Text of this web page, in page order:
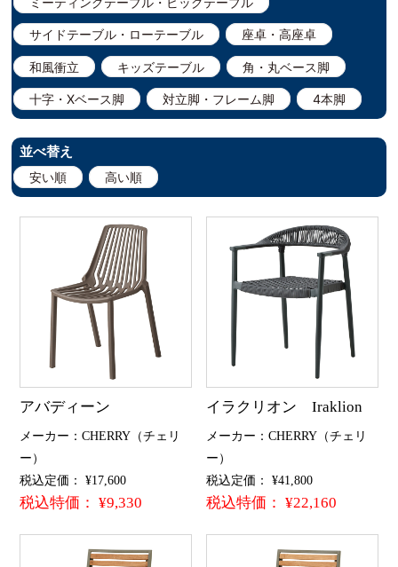
サイドテーブル・ローテーブル 座卓・高座卓
和風衝立 キッズテーブル 角・丸ベース脚
十字・Xベース脚 対立脚・フレーム脚 4本脚
並べ替え
安い順 高い順
アバディーン
メーカー：CHERRY（チェリ
ー）
税込定価： ¥17,600
税込特価： ¥9,330
イラクリオン Iraklion
メーカー：CHERRY（チェリ
ー）
税込定価： ¥41,800
税込特価： ¥22,160